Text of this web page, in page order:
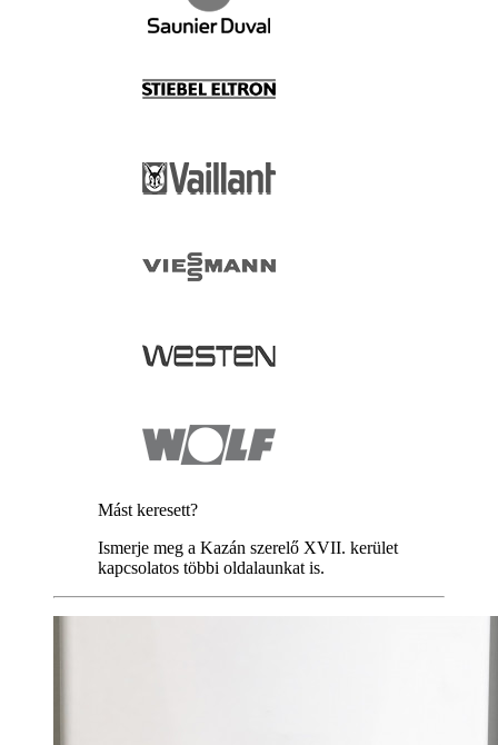
Mást keresett?
Ismerje meg a Kazán szerelő XVII. kerület
kapcsolatos többi oldalaunkat is.